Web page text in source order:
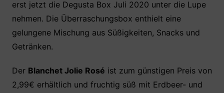
e
b
o
k
er s
A
e
st
n
erst jetzt die Degusta Box Juli 2020 unter die Lupe
nehmen. Die Überraschungsbox enthielt eine
gelungene Mischung aus Süßigkeiten, Snacks und
Getränken.
Der Blanchet Jolie Rosé ist zum günstigen Preis von
2,99€ erhältlich und fruchtig süß mit Erdbeer- und